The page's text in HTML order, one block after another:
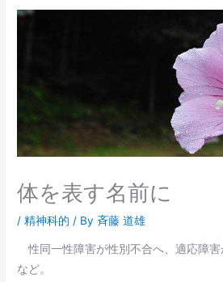
体を表す名前に
/精神科的 / By斉藤 道雄
性同一性障害が性別不合へ、適応障
など。